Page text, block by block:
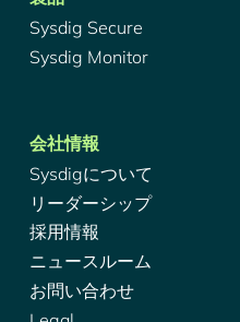
Sysdig Secure
Sysdig Monitor
会社情報
Sysdigについて
リーダーシップ
採用情報
ニュースルーム
お問い合わせ